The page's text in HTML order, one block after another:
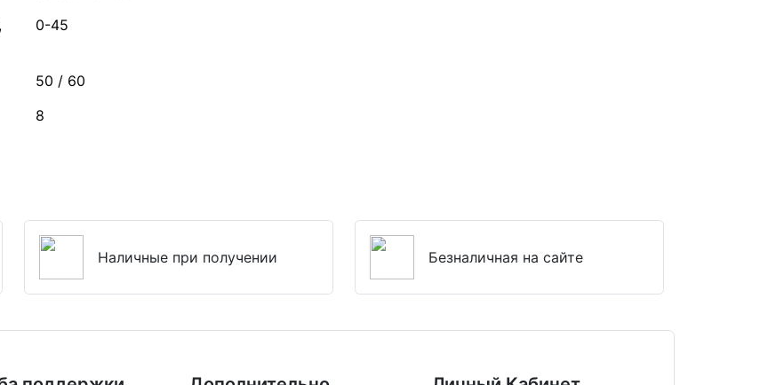
0-45
50 / 60
8
Наличные при получении Безналичная на сайте